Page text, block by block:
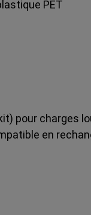
PET
pour charges
en